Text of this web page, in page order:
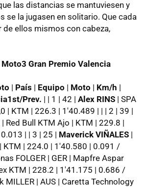
las distancias se mantuviesen y
se la jugasen en solitario. Que cada
de ellos mismos con cabeza,
Gran Premio Valencia
| País | Equipo | Moto | Km/h |
Prev. | | 1 | 42 | Alex RINS | SPA
| KTM | 226.3 | 1'40.489 | | | 2 | 39 |
| Red Bull KTM Ajo | KTM | 229.8 |
| | 3 | 25 | Maverick VIÑALES |
KTM | 224.0 | 1'40.580 | 0.091 /
FOLGER | GER | Mapfre Aspar
KTM | 228.2 | 1'41.175 | 0.686 /
MILLER | AUS | Caretta Technology